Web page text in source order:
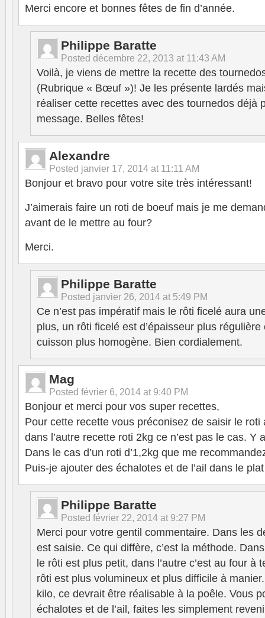
Merci encore et bonnes fêtes de fin d’année.
Philippe Baratte
Posted décembre 22, 2013 at 11:43 AM
Voilà, je viens de mettre la recette des
(Rubrique « Bœuf »)! Je les présente lardés
réaliser cette recettes avec des tournedos déjà
message. Belles fêtes!
Alexandre
Posted janvier 17, 2014 at 11:11 AM
Bonjour et bravo pour votre site très intéressant!
J’aimerais faire un roti de boeuf mais je me
avant de le mettre au four?
Merci.
Philippe Baratte
Posted janvier 26, 2014 at 5:49 PM
Ce n’est pas impératif mais le rôti ficelé aura
plus, un rôti ficelé est d’épaisseur plus
cuisson plus homogène. Bien cordialement.
Mag
Posted février 6, 2014 at 9:40 PM
Bonjour et merci pour vos super recettes,
Pour cette recette vous préconisez de saisir le roti
dans l’autre recette roti 2kg ce n’est pas le cas. Y
Dans le cas d’un roti d’1,2kg que me
Puis-je ajouter des échalotes et de l’ail dans le
Philippe Baratte
Posted février 22, 2014 at 9:27 PM
Merci pour votre gentil commentaire. Dans les
est saisie. Ce qui diffère, c’est la méthode.
le rôti est plus petit, dans l’autre c’est au four à
rôti est plus volumineux et plus difficile à
kilo, ce devrait être réalisable à la poêle. Vous
échalotes et de l’ail, faites les simplement